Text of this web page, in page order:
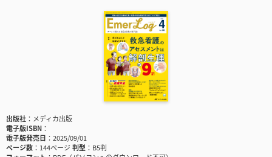
出版社
メディカ出版
電子版ISBN
電子版発売日
2025/09/01
ページ数
144ページ判型
B5判